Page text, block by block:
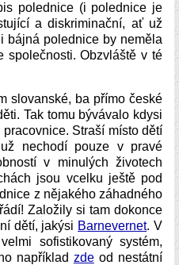
polednice (i polednice je
a diskriminační, ať už
bájná polednice by neměla
společnosti. Obzvláště v té
slovanské, ba přímo české
Tak tomu bývávalo kdysi
Straší místo dětí
nechodí pouze v pravé
v minulých životech
jsou vcelku ještě pod
z nějakého záhadného
Založily si tam dokonce
dětí, jakýsi Barnevernet. V
sofistikovaný systém,
například zdeod nestátní